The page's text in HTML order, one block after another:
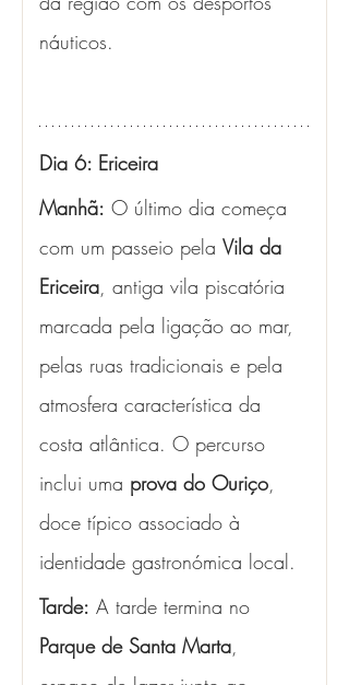
náuticos.
Dia 6: Ericeira
Manhã: O último dia começa
com um passeio pela Vila da
Ericeira, antiga vila piscatória
marcada pela ligação ao mar,
pelas ruas tradicionais e pela
atmosfera característica da
costa atlântica. O percurso
inclui uma prova do Ouriço,
doce típico associado à
identidade gastronómica local.
Tarde: A tarde termina no
Parque de Santa Marta,